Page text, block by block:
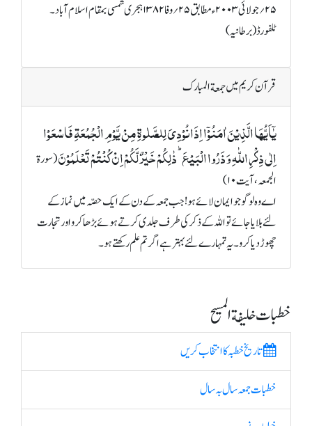
۲۵؍جولائی ۲۰۰۳ء مطابق ۲۵؍وفا۱۳۸۲ ہجری شمسی بمقام اسلام آباد۔
ٹلفورڈ(برطانیہ)
قرآن کریم میں جمعة المبارک
یٰۤاَیُّہَا الَّذِیۡنَ اٰمَنُوۡۤا اِذَا نُوۡدِیَ لِلصَّلٰوۃِ مِنۡ یَّوۡمِ الۡجُمُعَۃِ فَاسۡعَوۡا
اِلٰی ذِکۡرِ اللّٰہِ وَ ذَرُوا الۡبَیۡعَ ؕ ذٰلِکُمۡ خَیۡرٌ لَّکُمۡ اِنۡ کُنۡتُمۡ تَعۡلَمُوۡنَ(سورة
الجمعہ، آیت ۱۰)
اے وہ لوگو جو ایمان لائے ہو! جب جمعہ کے دن کے ایک حصّہ میں نماز کے
لئے بلایا جائے تو اللہ کے ذکر کی طرف جلدی کرتے ہوئے بڑھا کرو اور تجارت
چھوڑ دیا کرو۔ یہ تمہارے لئے بہتر ہے اگر تم علم رکھتے ہو۔
خطبات خلیفة المسیح
تاریخ خطبہ کا انتخاب کریں
خطبات جمعہ سال بہ سال